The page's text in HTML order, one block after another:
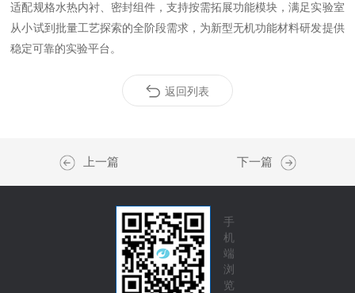
适配规格水热内衬、密封组件，支持按需拓展功能模块，满足实验室
从小试到批量工艺探索的全阶段需求，为新型无机功能材料研发提供
稳定可靠的实验平台。
返回列表
上一篇 下一篇
手
机
端
浏
览